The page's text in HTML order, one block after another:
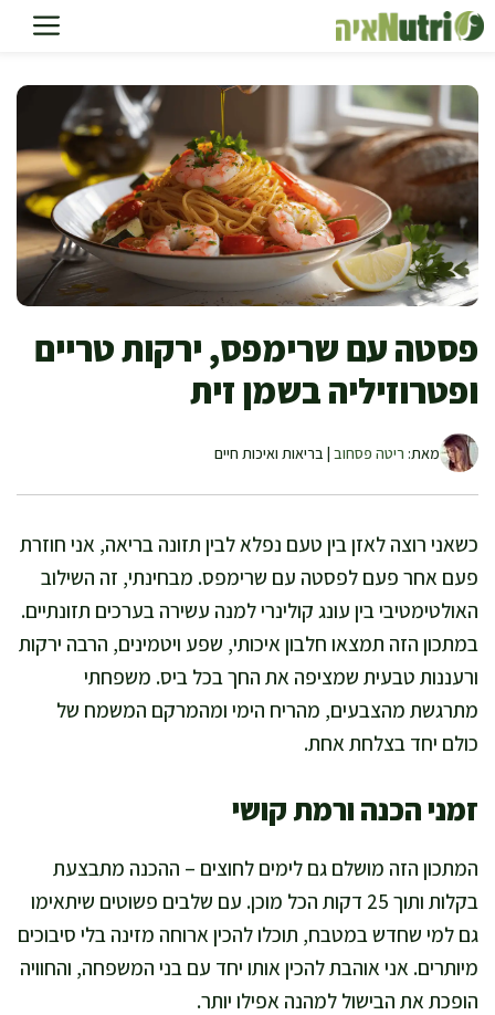
לדלג
לתוכן
פסטה עם שרימפס, ירקות טריים
ופטרוזיליה בשמן זית
מאת: ריטה פסחוב | בריאות ואיכות חיים
כשאני רוצה לאזן בין טעם נפלא לבין תזונה בריאה, אני חוזרת
פעם אחר פעם לפסטה עם שרימפס. מבחינתי, זה השילוב
האולטימטיבי בין עונג קולינרי למנה עשירה בערכים תזונתיים.
במתכון הזה תמצאו חלבון איכותי, שפע ויטמינים, הרבה ירקות
ורעננות טבעית שמציפה את החך בכל ביס. משפחתי
מתרגשת מהצבעים, מהריח הימי ומהמרקם המשמח של
כולם יחד בצלחת אחת.
זמני הכנה ורמת קושי
המתכון הזה מושלם גם לימים לחוצים – ההכנה מתבצעת
בקלות ותוך 25 דקות הכל מוכן. עם שלבים פשוטים שיתאימו
גם למי שחדש במטבח, תוכלו להכין ארוחה מזינה בלי סיבוכים
מיותרים. אני אוהבת להכין אותו יחד עם בני המשפחה, והחוויה
הופכת את הבישול למהנה אפילו יותר.